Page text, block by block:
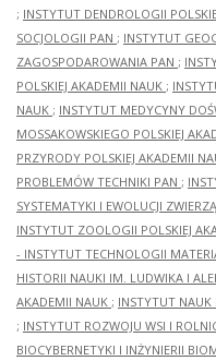
; INSTYTUT DENDROLOGII
SOCJOLOGII PAN ; INSTYTUT
ZAGOSPODAROWANIA PAN ;
POLSKIEJ AKADEMII NAUK ;
NAUK ; INSTYTUT MEDYCYNY
MOSSAKOWSKIEGO POLSKIEJ
PRZYRODY POLSKIEJ AKADEMII
PROBLEMÓW TECHNIKI PAN ;
SYSTEMATYKI I EWOLUCJI
INSTYTUT ZOOLOGII POLSKIEJ
- INSTYTUT TECHNOLOGII
HISTORII NAUKI IM. LUDWIKA I
AKADEMII NAUK ; INSTYTUT NAUK
; INSTYTUT ROZWOJU WSI I
BIOCYBERNETYKI I INŻYNIERII